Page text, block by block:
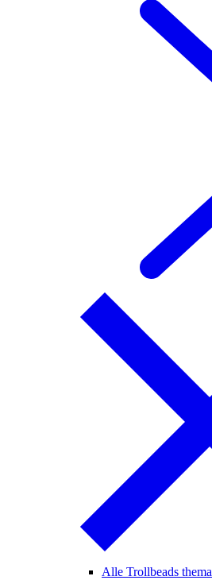
Alle Trollbeads thema